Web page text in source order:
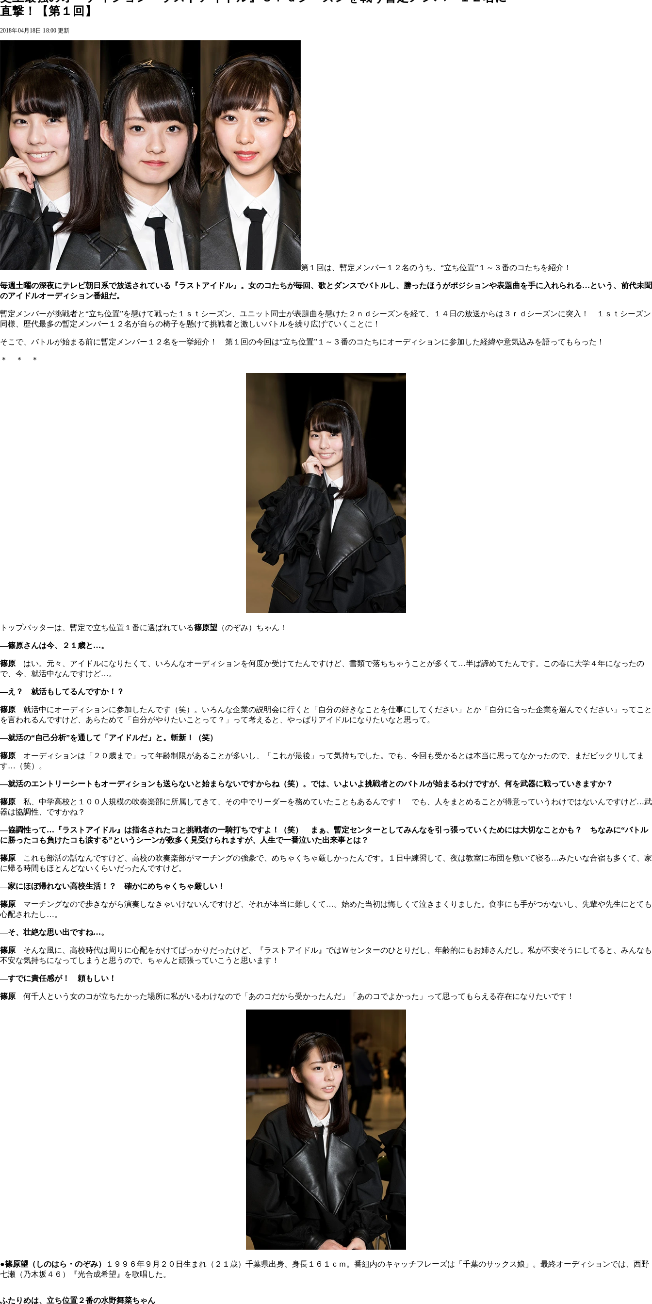
直撃！【第１回】
2018年04月18日 18:00 更新
第１回は、暫定メンバー１２名のうち、“立ち位置”１～３番のコたちを紹介！
毎週土曜の深夜にテレビ朝日系で放送されている『ラストアイドル』。女のコたちが毎回、歌とダンスでバトルし、勝ったほうがポジションや表題曲を手に入れられる…という、前代未聞
のアイドルオーディション番組だ。
暫定メンバーが挑戦者と“立ち位置”を懸けて戦った１ｓｔシーズン、ユニット同士が表題曲を懸けた２ｎｄシーズンを経て、１４日の放送からは３ｒｄシーズンに突入！ １ｓｔシーズン
同様、歴代最多の暫定メンバー１２名が自らの椅子を懸けて挑戦者と激しいバトルを繰り広げていくことに！
そこで、バトルが始まる前に暫定メンバー１２名を一挙紹介！ 第１回の今回は“立ち位置”１～３番のコたちにオーディションに参加した経緯や意気込みを語ってもらった！
＊ ＊ ＊
トップバッターは、暫定で立ち位置１番に選ばれている篠原望 （のぞみ）ちゃん！
―篠原さんは今、２１歳と…。
篠原 はい。元々、アイドルになりたくて、いろんなオーディションを何度か受けてたんですけど、書類で落ちちゃうことが多くて…半ば諦めてたんです。この春に大学４年になったの
で、今、就活中なんですけど…。
―え？ 就活もしてるんですか！？
篠原 就活中にオーディションに参加したんです（笑）。いろんな企業の説明会に行くと「自分の好きなことを仕事にしてください」とか「自分に合った企業を選んでください」ってこと
を言われるんですけど、あらためて「自分がやりたいことって？」って考えると、やっぱりアイドルになりたいなと思って。
―就活の“自己分析”を通して「アイドルだ」と。斬新！（笑）
篠原 オーディションは「２０歳まで」って年齢制限があることが多いし、「これが最後」って気持ちでした。でも、今回も受かるとは本当に思ってなかったので、まだビックリしてま
す…（笑）。
―就活のエントリーシートもオーディションも送らないと始まらないですからね（笑）。では、いよいよ挑戦者とのバトルが始まるわけですが、何を武器に戦っていきますか？
篠原 私、中学高校と１００人規模の吹奏楽部に所属してきて、その中でリーダーを務めていたこともあるんです！ でも、人をまとめることが得意っていうわけではないんですけど…武
器は協調性、ですかね？
―協調性って…『ラストアイドル』は指名されたコと挑戦者の一騎打ちですよ！（笑） まぁ、暫定センターとしてみんなを引っ張っていくためには大切なことかも？ ちなみに“バトル
に勝ったコも負けたコも涙する”というシーンが数多く見受けられますが、人生で一番泣いた出来事とは？
篠原 これも部活の話なんですけど、高校の吹奏楽部がマーチングの強豪で、めちゃくちゃ厳しかったんです。１日中練習して、夜は教室に布団を敷いて寝る…みたいな合宿も多くて、家
に帰る時間もほとんどないくらいだったんですけど。
―家にほぼ帰れない高校生活！？ 確かにめちゃくちゃ厳しい！
篠原 マーチングなので歩きながら演奏しなきゃいけないんですけど、それが本当に難しくて…。始めた当初は悔しくて泣きまくりました。食事にも手がつかないし、先輩や先生にとても
心配されたし…。
―そ、壮絶な思い出ですね…。
篠原 そんな風に、高校時代は周りに心配をかけてばっかりだったけど、『ラストアイドル』ではＷセンターのひとりだし、年齢的にもお姉さんだし。私が不安そうにしてると、みんなも
不安な気持ちになってしまうと思うので、ちゃんと頑張っていこうと思います！
―すでに責任感が！ 頼もしい！
篠原 何千人という女のコが立ちたかった場所に私がいるわけなので「あのコだから受かったんだ」「あのコでよかった」って思ってもらえる存在になりたいです！
●篠原望（しのはら・のぞみ）
１９９６年９月２０日生まれ（２１歳）千葉県出身、身長１６１ｃｍ。番組内のキャッチフレーズは「千葉のサックス娘」。最終オーディションでは、西野
七瀬（乃木坂４６）『光合成希望』を歌唱した。
ふたりめは、立ち位置２番の水野舞菜ちゃん